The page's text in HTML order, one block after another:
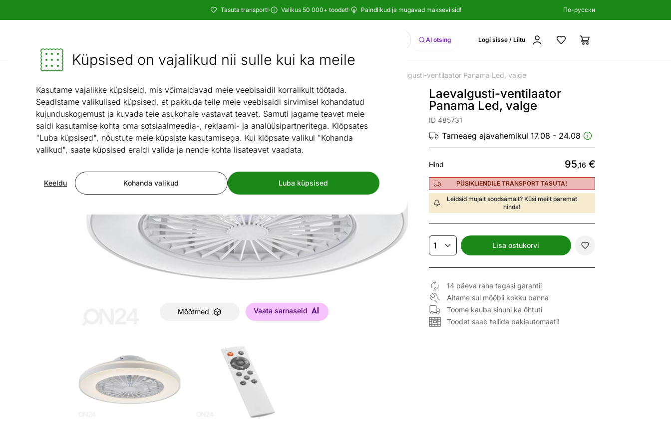
Küpsised on vajalikud nii sulle kui ka meile
Kasutame vajalikke küpsiseid, mis võimaldavad meie veebisaidil korralikult töötada.
Seadistame valikulised küpsised, et pakkuda teile meie veebisaidi sirvimisel kohandatud
kujunduskogemust ja kuvada teie asukohale vastavat teavet. Samuti jagame teavet meie
saidi kasutamise kohta oma sotsiaalmeedia-, reklaami- ja analüüsipartneritega. Klõpsates
"Luba küpsised", nõustute meie küpsiste kasutamisega. Kui klõpsate valikul "Kohanda
valikud", saate küpsised eraldi valida ja nende kohta lisateavet vaadata.
Kohanda valikud Luba küpsised
Keeldu
Tasuta transport!· Valikus 50 000+ toodet!· Paindlikud ja mugavad makseviisid! По-русски
Mööbel ja sisustus - ON24
Otsi AI otsing Logi sisse / Liitu
Laevalgusti-ventilaator Panama Led, valge
Mõõtmed Vaata sarnaseid
Laevalgusti-ventilaator
Panama Led, valge
ID 485731
Tarneaeg ajavahemikul 17.08 - 24.08
Hind 95,16 €
PÜSIKLIENDILE TRANSPORT TASUTA!
Leidsid mujalt soodsamalt? Küsi meilt paremat
hinda!
Lisa ostukorvi
14 päeva raha tagasi garantii
Aitame sul mööbli kokku panna
Toome kauba sinuni ka õhtuti
Toodet saab tellida pakiautomaati!